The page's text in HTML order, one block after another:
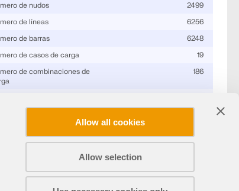
Allow all cookies
Allow selection
de nudos
2499
de líneas
6256
de barras
6248
de casos de carga
19
de combinaciones de
186
(métricas)
54,903 x 56,280 x
feet